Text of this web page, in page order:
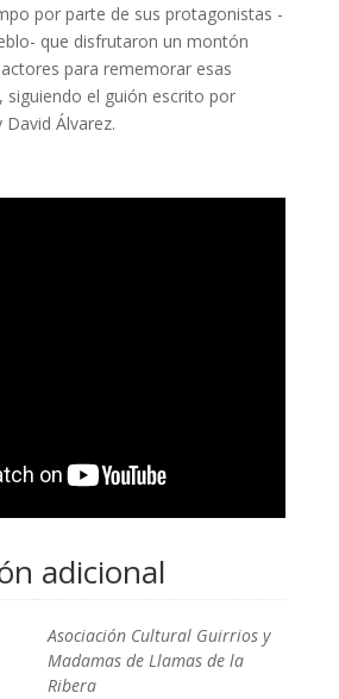
por parte de sus protagonistas -
que disfrutaron un montón
para rememorar esas
siguiendo el guión escrito por
David Álvarez.
adicional
Asociación Cultural Guirrios y
Madamas de Llamas de la
Ribera